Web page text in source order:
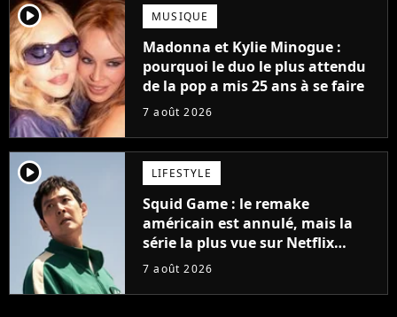
player2 MUSIQUE
Madonna et Kylie Minogue :
pourquoi le duo le plus attendu
de la pop a mis 25 ans à se faire
7 août 2026
player2 LIFESTYLE
Squid Game : le remake
américain est annulé, mais la
série la plus vue sur Netflix
pourrait avoir une version
7 août 2026